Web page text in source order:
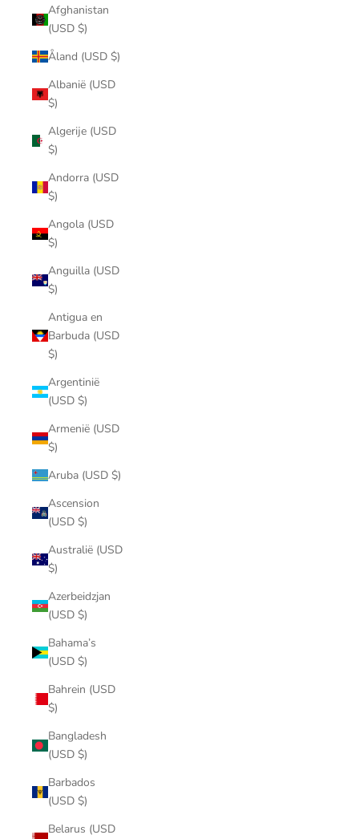
Afghanistan
(USD $)
Åland (USD $)
Albanië (USD
$)
Algerije (USD
$)
Andorra (USD
$)
Angola (USD
$)
Anguilla (USD
$)
Antigua en
Barbuda (USD
$)
Argentinië
(USD $)
Armenië (USD
$)
Aruba (USD $)
Ascension
(USD $)
Australië (USD
$)
Azerbeidzjan
(USD $)
Bahama’s
(USD $)
Bahrein (USD
$)
Bangladesh
(USD $)
Barbados
(USD $)
Belarus (USD